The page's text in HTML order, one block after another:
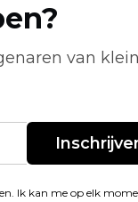
van
Ik kan me op elk